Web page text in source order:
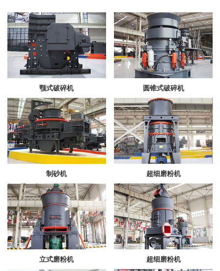
颚式破碎机 圆锥式破碎机
制砂机 超细磨粉机
立式磨粉机 超细磨粉机